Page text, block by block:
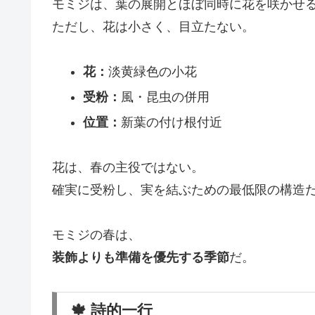
モミジは、葉の展開とほぼ同時に花を咲かせる
ただし、花は小さく、目立たない。
花： 淡黄緑色の小花
受粉： 風・昆虫の併用
位置： 新葉の付け根付近
花は、春の主役ではない。
確実に受粉し、実を結ぶための最低限の構造
モミジの春は、
装飾よりも準備を優先する季節だ。
🍁 詩的一行